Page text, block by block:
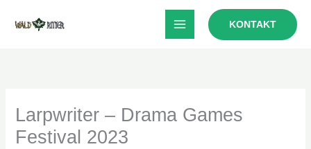
Inhalt
KONTAKT
Larpwriter – Drama Games
Festival 2023